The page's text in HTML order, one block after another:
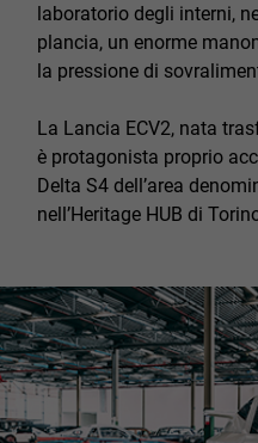
laboratorio degli interni,
plancia, un enorme
la pressione di
La Lancia ECV2, nata
è protagonista proprio
Delta S4 dell’area
nell’Heritage HUB di